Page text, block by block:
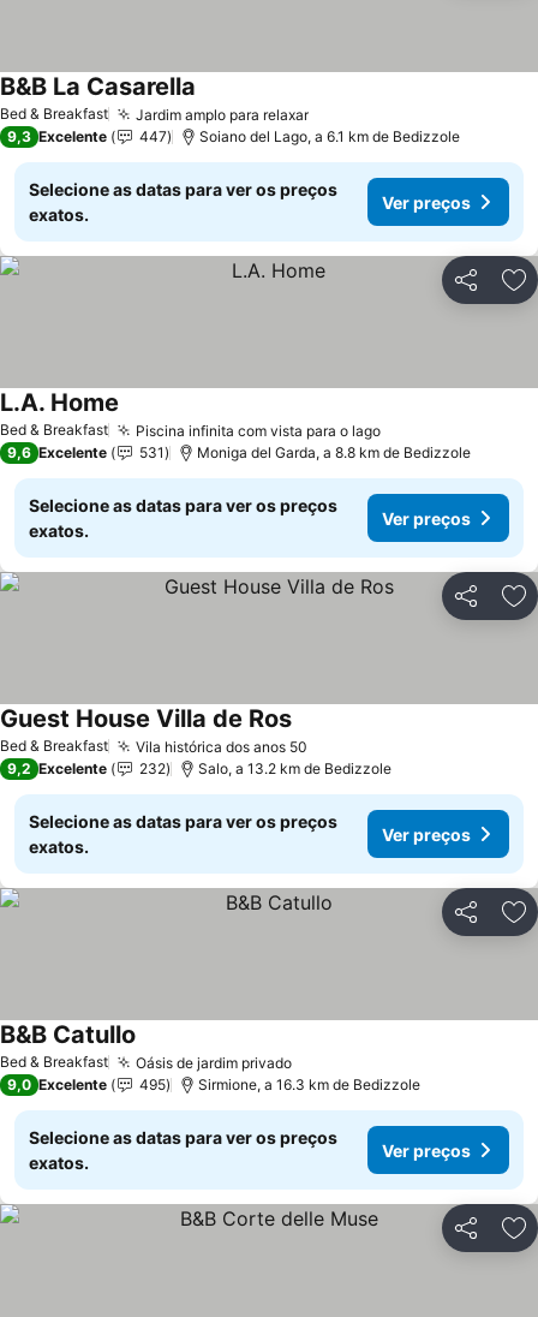
Bed & Breakfast Jardim amplo para relaxarVer preços
B&B La Casarella
9,3 Excelente 447 Soiano del Lago, a 6.1 km de Bedizzole
Selecione as datas para ver os preços
exatos.
Ver preços
Partilhar
Bed & Breakfast Piscina infinita com vista para o lagoVer preços
L.A. Home
9,6 Excelente 531 Moniga del Garda, a 8.8 km de Bedizzole
Selecione as datas para ver os preços
exatos.
Ver preços
Partilhar
Bed & Breakfast Vila histórica dos anos 50
Guest House Villa de RosVer preços
9,2 Excelente 232 Salo, a 13.2 km de Bedizzole
Selecione as datas para ver os preços
exatos.
Ver preços
Partilhar
Bed & Breakfast Oásis de jardim privadoVer preços
B&B Catullo
9,0 Excelente 495 Sirmione, a 16.3 km de Bedizzole
Selecione as datas para ver os preços
exatos.
Ver preços
Partilhar